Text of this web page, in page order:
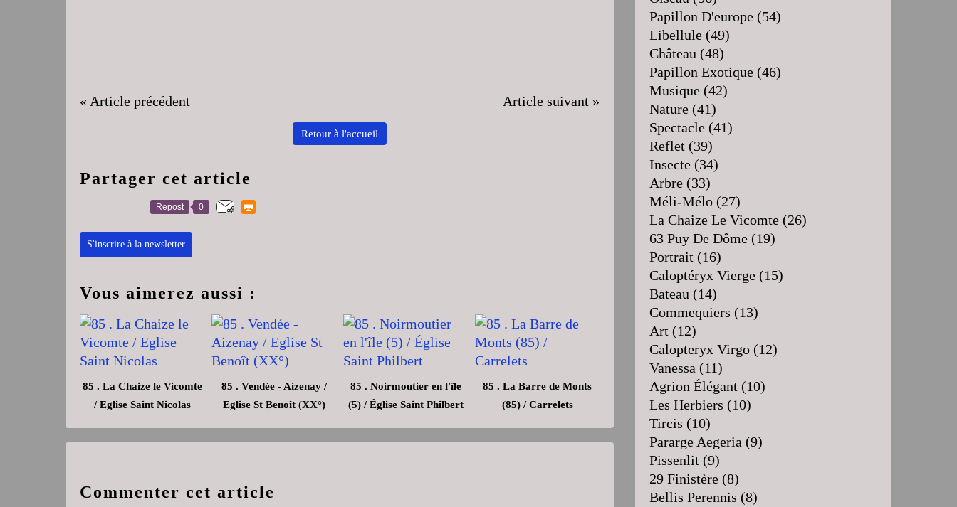
« Article précédent Article suivant »
Retour à l'accueil
Partager cet article
Repost 0
S'inscrire à la newsletter
Vous aimerez aussi :
85 . La Chaize le Vicomte
/ Eglise Saint Nicolas
85 . Vendée - Aizenay /
Eglise St Benoît (XX°)
85 . Noirmoutier en l'île
(5) / Église Saint Philbert
85 . La Barre de Monts
(85) / Carrelets
Commenter cet article
Papillon D'europe (54)
Libellule (49)
Château (48)
Papillon Exotique (46)
Musique (42)
Nature (41)
Spectacle (41)
Reflet (39)
Insecte (34)
Arbre (33)
Méli-Mélo (27)
La Chaize Le Vicomte (26)
63 Puy De Dôme (19)
Portrait (16)
Caloptéryx Vierge (15)
Bateau (14)
Commequiers (13)
Art (12)
Calopteryx Virgo (12)
Vanessa (11)
Agrion Élégant (10)
Les Herbiers (10)
Tircis (10)
Pararge Aegeria (9)
Pissenlit (9)
29 Finistère (8)
Bellis Perennis (8)